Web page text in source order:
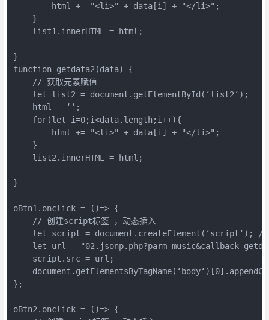
        html += "<li>" + data[i] + "</li>";
    }
    list1.innerHTML = html;
}
function getdata2(data) {
    // 获取元素赋值
    let list2 = document.getElementById(‘list2‘);
    html = ‘‘;
    for(let i=0;i<data.length;i++){
        html += "<li>" + data[i] + "</li>";
    }
    list2.innerHTML = html;
}
oBtn1.onclick = ()=> {
    // 创建script标签 ，动态插入
let script = document.createElement(‘script‘); //
let url =
    script.src = url;
};
oBtn2.onclick = ()=> {